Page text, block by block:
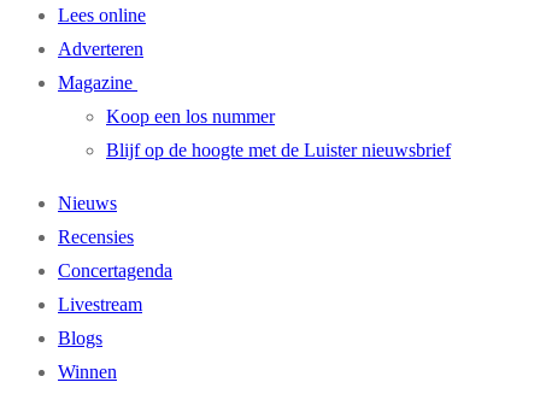
Lees online
Adverteren
Magazine
Koop een los nummer
Blijf op de hoogte met de Luister nieuwsbrief
Nieuws
Recensies
Concertagenda
Livestream
Blogs
Winnen